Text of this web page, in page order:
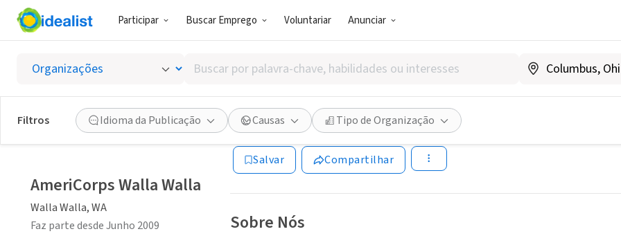
Participar Buscar Emprego Voluntariar Anunciar
Buscar
por
palavra-
chave,
habilidades
ou
interesses
Filtros Idioma da Publicação Causas Tipo de Organização
AmeriCorps Walla Walla
Walla Walla, WA www.americorpsww.org
Salvar Compartilhar
Sobre Nós
AmeriCorps Walla Walla
Walla Walla, WA
Faz parte desde Junho 2009